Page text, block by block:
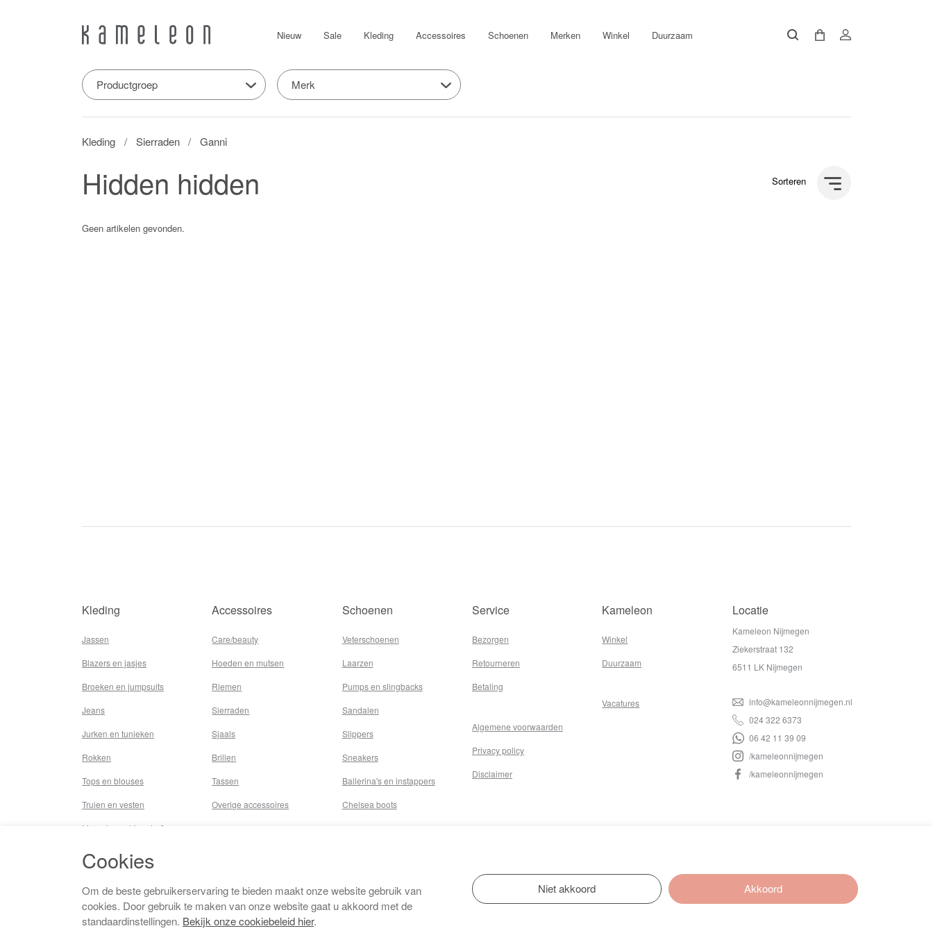
Nieuw Sale Kleding Accessoires Schoenen Merken Winkel Duurzaam
Productgroep Merk
Kleding Sierraden Ganni
Hidden hidden Sorteren
Geen artikelen gevonden.
Kleding
Jassen
Blazers en jasjes
Broeken en jumpsuits
Jeans
Jurken en tunieken
Rokken
Tops en blouses
Truien en vesten
Lingerie,nachtmode &
Badkleding
Beenmode
Vermaakkosten
Accessoires
Care/beauty
Hoeden en mutsen
Riemen
Sierraden
Sjaals
Brillen
Tassen
Overige accessoires
Schoenen
Veterschoenen
Laarzen
Pumps en slingbacks
Sandalen
Slippers
Sneakers
Ballerina's en instappers
Chelsea boots
Service
Bezorgen
Retourneren
Betaling
Algemene voorwaarden
Privacy policy
Disclaimer
Kameleon
Winkel
Duurzaam
Vacatures
Locatie
Kameleon Nijmegen
Ziekerstraat 132
6511 LK Nijmegen
info@kameleonnijmegen.nl
024 322 6373
06 42 11 39 09
/kameleonnijmegen
/kameleonnijmegen
Cookies
Om de beste gebruikerservaring te bieden maakt onze website gebruik van
cookies. Door gebruik te maken van onze website gaat u akkoord met de
standaardinstellingen. Bekijk onze cookiebeleid hier.